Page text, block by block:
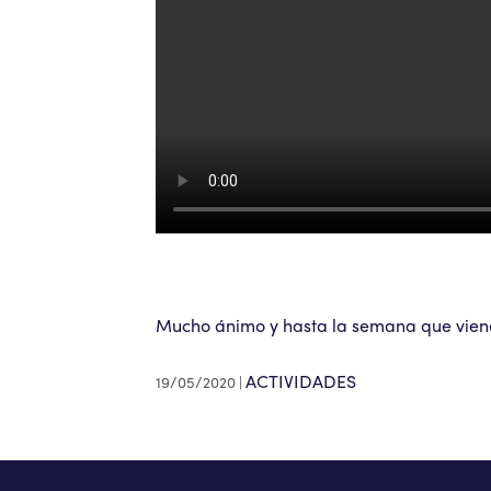
Mucho ánimo y hasta la semana que
19/05/2020 ACTIVIDADES